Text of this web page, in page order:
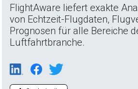
FlightAware liefert exakte
von Echtzeit-Flugdaten,
Prognosen für alle Bereiche
Luftfahrtbranche.